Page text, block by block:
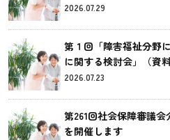
2026.07.29
第１回「障害福祉分野
に関する検討会」（資料
2026.07.23
第261回社会保障審議会
を開催します